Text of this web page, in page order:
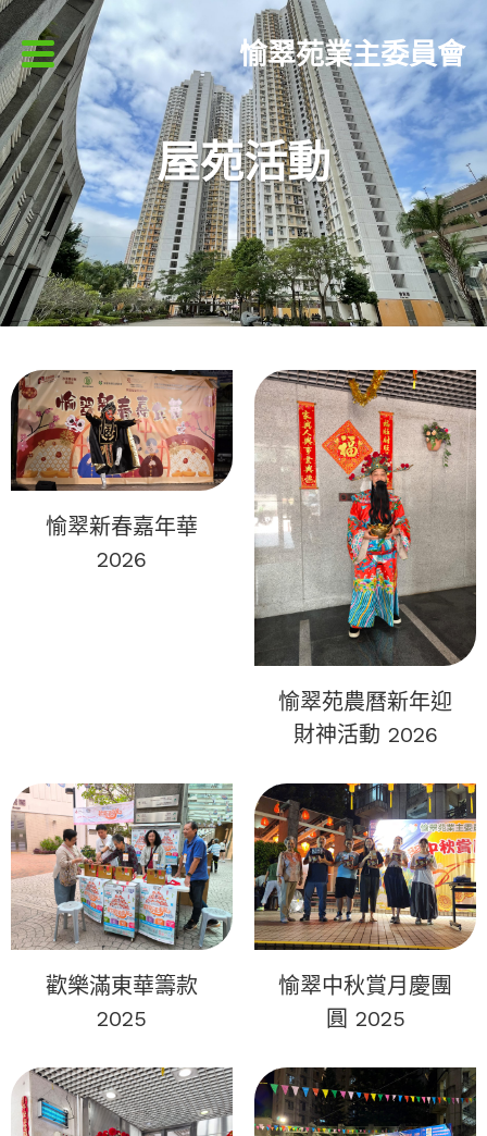
愉翠苑業主委員會
屋苑活動
愉翠新春嘉年華
2026
愉翠苑農曆新年迎
財神活動 2026
歡樂滿東華籌款
2025
愉翠中秋賞月慶團
圓 2025